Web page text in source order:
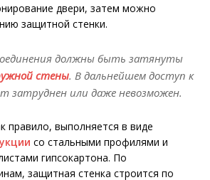
двери, затем можно
защитной стенки.
должны быть затянуты
стены. В дальнейшем доступ к
затруднен или даже невозможен.
правило, выполняется в виде
со стальными профилями и
гипсокартона. По
защитная стенка строится по